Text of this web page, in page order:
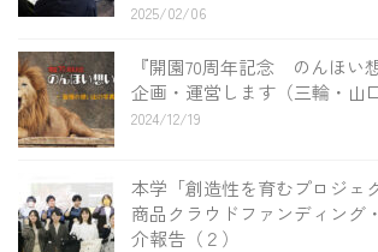
2025/02/06
『開園70周年記念 のんほい
企画・運営します（三輪・山
2024/12/19
本学「創造性を育むプロジェ
商品クラウドファンディング
介報告（２）